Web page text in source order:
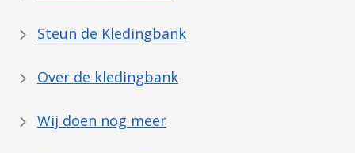
Steun de Kledingbank
Over de kledingbank
Wij doen nog meer